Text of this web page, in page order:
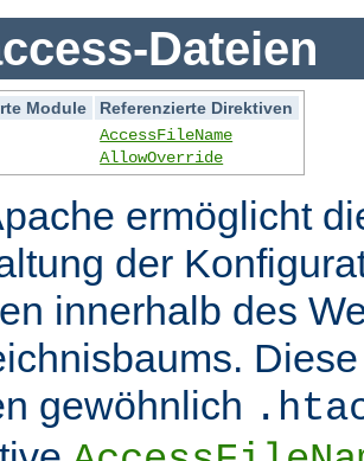
Dateien
Module
Referenzierte Direktiven
AccessFileName
AllowOverride
ermöglicht
der
innerhalb des
gewöhnlich